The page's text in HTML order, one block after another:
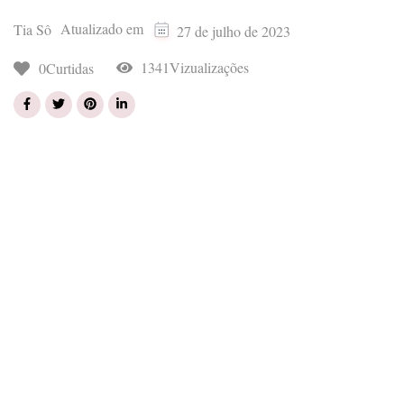
Tia Sô Atualizado em
27 de julho de 2023
0Curtidas
1341Vizualizações